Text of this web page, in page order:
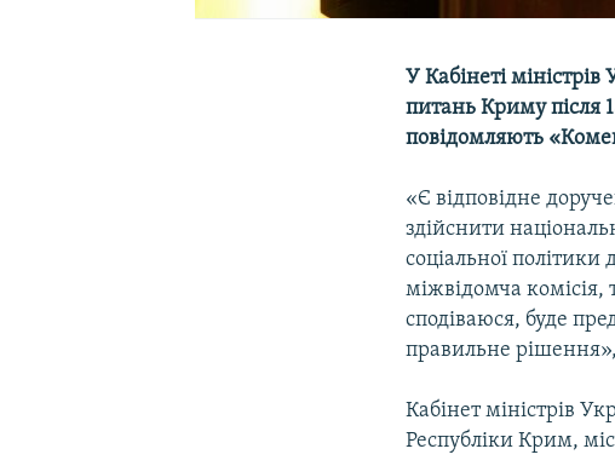
У Кабінеті
питань Криму після
повідомляють
«Є відповідне
здійснити
соціальної
міжвідомча комісія,
сподіваюся, буде
правильне
Кабінет міністрів
Республіки Крим,